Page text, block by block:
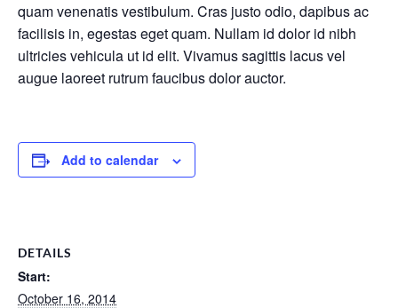
quam venenatis vestibulum. Cras justo odio, dapibus ac
facilisis in, egestas eget quam. Nullam id dolor id nibh
ultricies vehicula ut id elit. Vivamus sagittis lacus vel
augue laoreet rutrum faucibus dolor auctor.
Add to calendar
DETAILS
Start:
October 16, 2014